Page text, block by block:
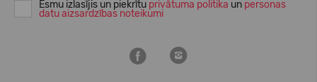
Esmu izlasījis un piekrītu privātuma politika un personas
datu aizsardzības noteikumi